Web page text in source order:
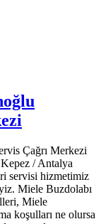
Çağrı Merkezi
/ Antalya
servisi hizmetimiz
Miele Buzdolabı
Miele
koşulları ne olursa